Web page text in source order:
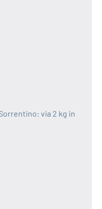
via 2 kg in